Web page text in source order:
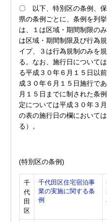
〇 以下、特別区の条例、
県の条例ごとに、条例を列
は、１は区域・期間制限の
は区域・期間制限及び行為
イプ、３は行為規制のみを
る。なお、施行日について
る平成３０年６月１５日以
成３０年６月１５日施行で
月１５日までに制された条
定については平成３０年３
の表の施行日の欄において
る）。
(特別区の条例)
千
代
田
区
千代田区住宅宿泊事
業の実施に関する条
例